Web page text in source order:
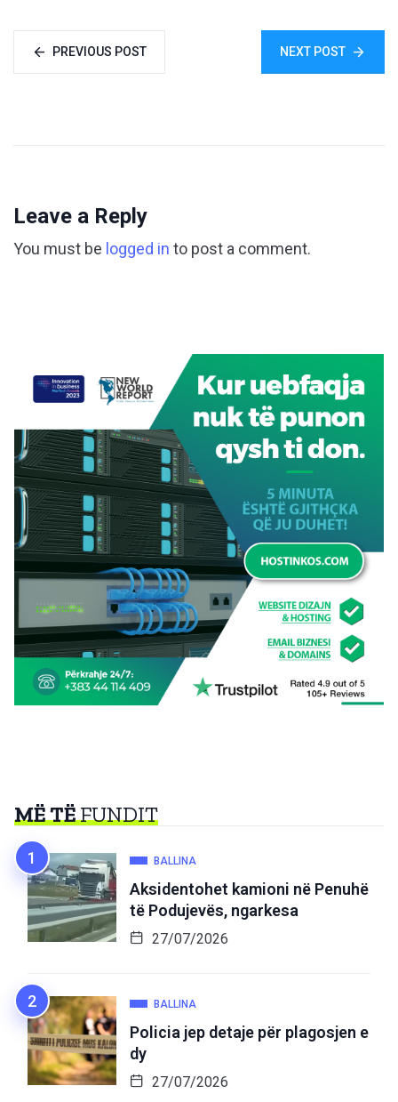
PREVIOUS POST NEXT POST
Leave a Reply
You must be logged in to post a comment.
MË TËFUNDIT
BALLINA
Aksidentohet kamioni në Penuhë
të Podujevës, ngarkesa
27/07/2026
BALLINA
Policia jep detaje për plagosjen e
dy
27/07/2026